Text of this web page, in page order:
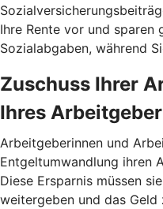
Ihre Rente vor und sparen
Sozialabgaben, während
Zuschuss Ihrer
Ihres
Arbeitgeberinnen und
Entgeltumwandlung ihren
Diese Ersparnis müssen
weitergeben und das